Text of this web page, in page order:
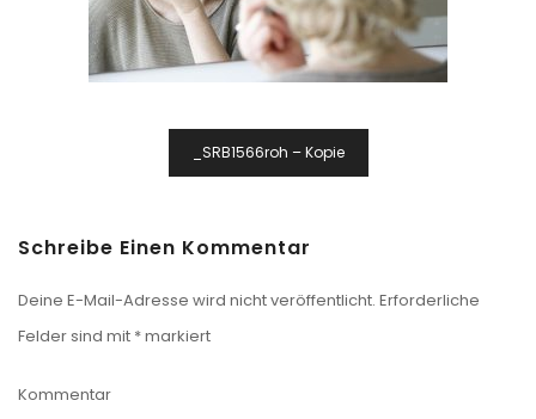
Beitragsnavigation_SRB1566roh – Kopie
Schreibe Einen Kommentar
Deine E-Mail-Adresse wird nicht veröffentlicht. Erforderliche
Felder sind mit *markiert
Kommentar